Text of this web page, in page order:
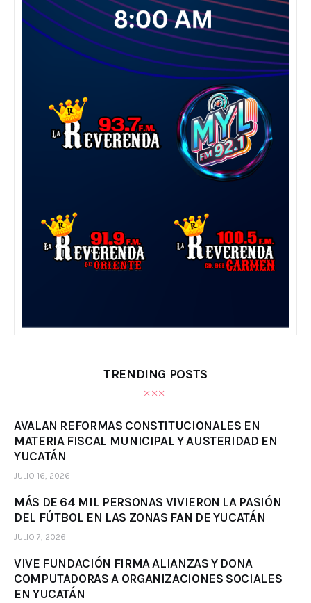
TRENDING POSTS
AVALAN REFORMAS CONSTITUCIONALES EN
MATERIA FISCAL MUNICIPAL Y AUSTERIDAD EN
YUCATÁN
JULIO 16, 2026
MÁS DE 64 MIL PERSONAS VIVIERON LA PASIÓN
DEL FÚTBOL EN LAS ZONAS FAN DE YUCATÁN
JULIO 7, 2026
VIVE FUNDACIÓN FIRMA ALIANZAS Y DONA
COMPUTADORAS A ORGANIZACIONES SOCIALES
EN YUCATÁN